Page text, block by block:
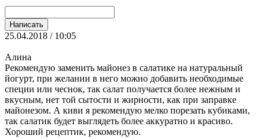
25.04.2018 / 10:05
Алина
Рекомендую заменить майонез в салатике на натуральный
йогурт, при желании в него можно добавить необходимые
специи или чеснок, так салат получается более нежным и
вкусным, нет той сытости и жирности, как при заправке
майонезом. А киви я рекомендую мелко порезать кубиками,
так салатик будет выглядеть более аккуратно и красиво.
Хороший рецептик, рекомендую.